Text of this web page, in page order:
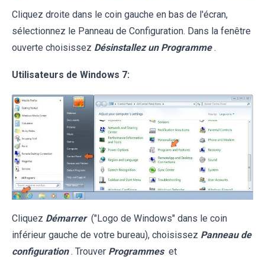
Cliquez droite dans le coin gauche en bas de l'écran,
sélectionnez le Panneau de Configuration. Dans la fenêtre
ouverte choisissez Désinstallez un Programme .
Utilisateurs de Windows 7:
Cliquez Démarrer ("Logo de Windows" dans le coin
inférieur gauche de votre bureau), choisissez Panneau de
configuration . Trouver Programmes et